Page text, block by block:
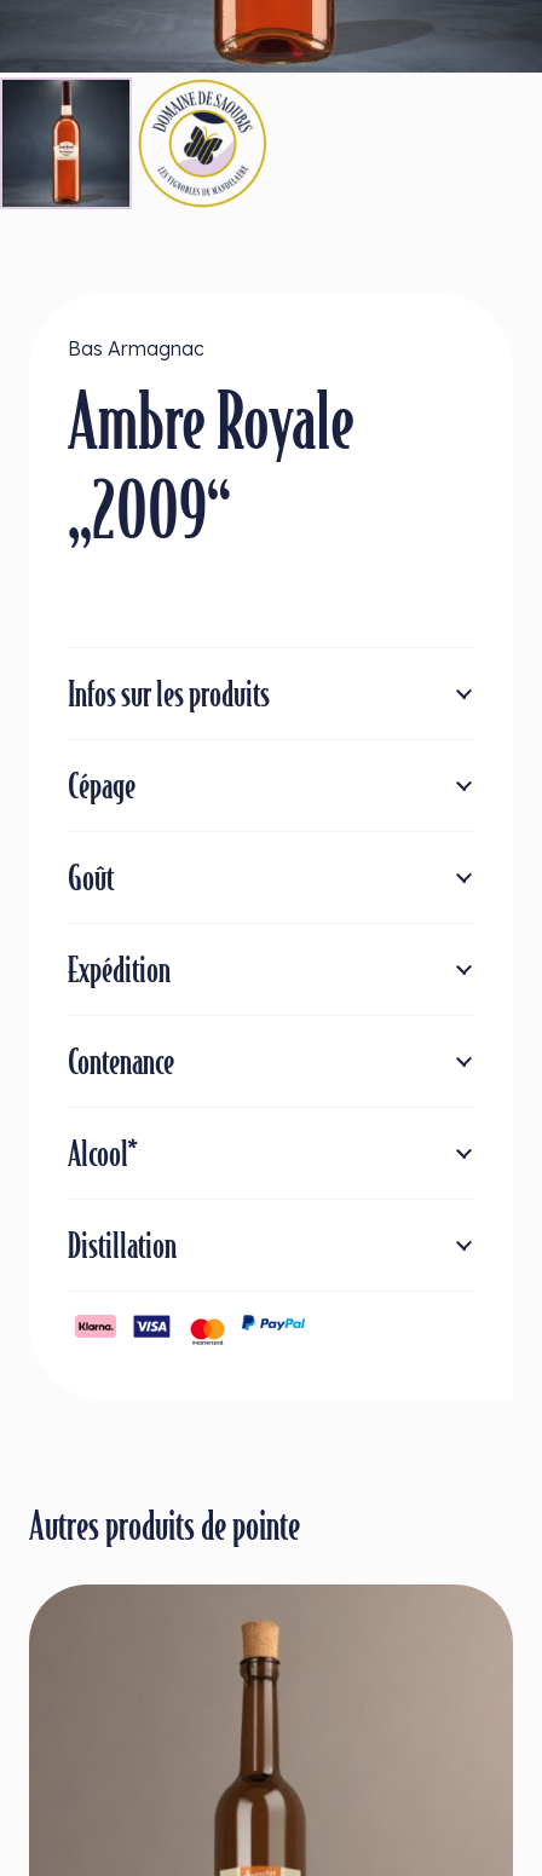
Bas Armagnac
Ambre Royale
„2009“
Infos sur les produits
Cépage
Goût
Expédition
Contenance
Alcool*
Distillation
Autres produits de pointe